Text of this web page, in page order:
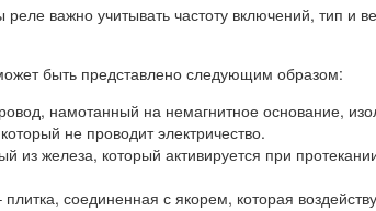
важно учитывать частоту включений, тип и
быть представлено следующим образом:
намотанный на немагнитное основание,
не проводит электричество.
из железа, который активируется при
плитка, соединенная с якорем, которая